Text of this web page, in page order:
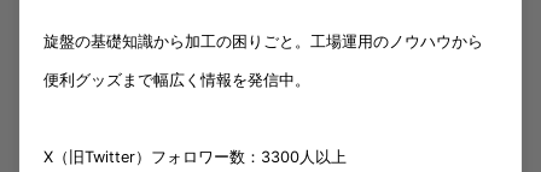
旋盤の基礎知識から加工の困りごと。工場運用のノウハウから
便利グッズまで幅広く情報を発信中。
X（旧Twitter）フォロワー数：3300人以上